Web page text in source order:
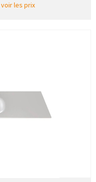
les prix